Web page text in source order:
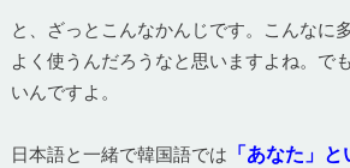
と、ざっとこんなかんじです。こんなに
よく使うんだろうなと思いますよね。で
いんですよ。
日本語と一緒で韓国語では 「あなた」